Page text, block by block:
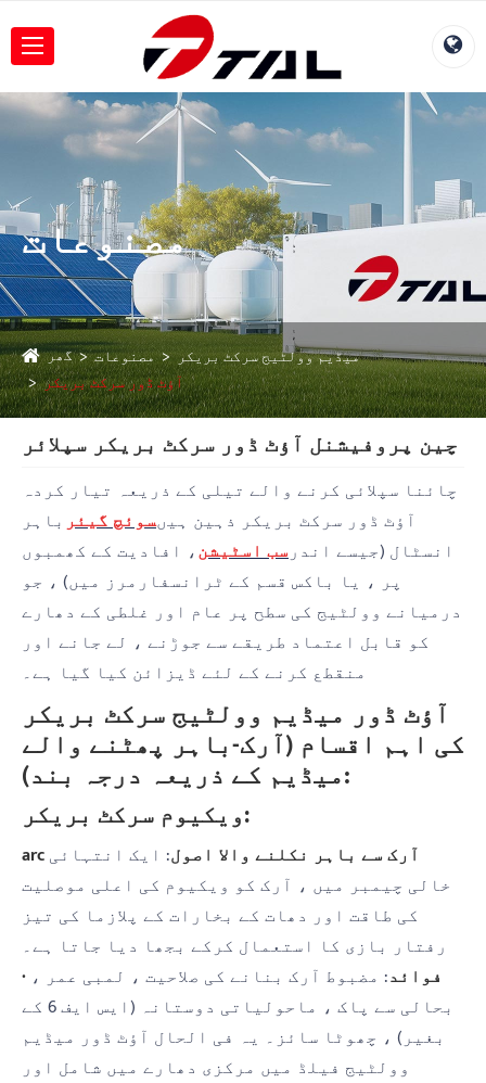
مصنوعات
گھر مصنوعات
میڈیم وولٹیج سرکٹ بریکر
آؤٹ ڈور سرکٹ بریکر
چین پروفیشنل آؤٹ ڈور سرکٹ بریکر سپلائر
چائنا سپلائی کرنے والے تیلی کے ذریعہ تیار کردہ
آؤٹ ڈور سرکٹ بریکر ذہین ہیںسوئچ گیئرباہر
انسٹال (جیسے اندرسب اسٹیشن، افادیت کے کھمبوں
پر ، یا باکس قسم کے ٹرانسفارمرز میں) ، جو
درمیانے وولٹیج کی سطح پر عام اور غلطی کے دھارے
کو قابل اعتماد طریقے سے جوڑنے ، لے جانے اور
منقطع کرنے کے لئے ڈیزائن کیا گیا ہے۔
آؤٹ ڈور میڈیم وولٹیج سرکٹ بریکر
کی اہم اقسام (آرک-باہر پھٹنے والے
میڈیم کے ذریعہ درجہ بند):
ویکیوم سرکٹ بریکر:
arc آرک سے باہر نکلنے والا اصول: ایک انتہائی
خالی چیمبر میں ، آرک کو ویکیوم کی اعلی موصلیت
کی طاقت اور دھات کے بخارات کے پلازما کی تیز
رفتار بازی کا استعمال کرکے بجھا دیا جاتا ہے۔
· فوائد: مضبوط آرک بنانے کی صلاحیت ، لمبی عمر ،
بحالی سے پاک ، ماحولیاتی دوستانہ (ایس ایف 6 کے
بغیر) ، چھوٹا سائز۔ یہ فی الحال آؤٹ ڈور میڈیم
وولٹیج فیلڈ میں مرکزی دھارے میں شامل اور